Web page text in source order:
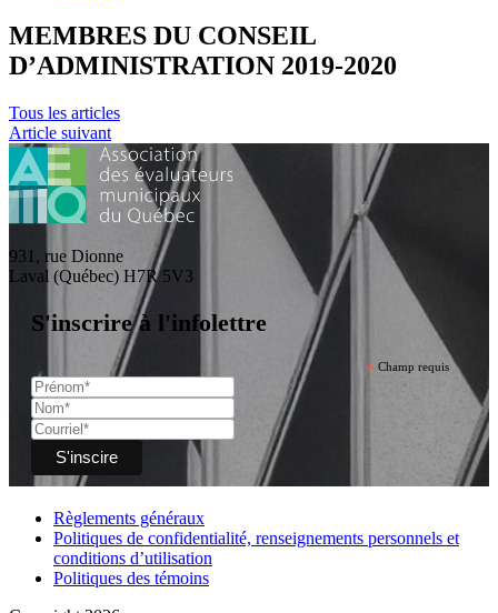
MEMBRES DU CONSEIL
D’ADMINISTRATION 2019-2020
Tous les articles
Article suivant
931, rue Dionne
Laval (Québec) H7R 5V3
S'inscrire à l'infolettre
* Champ requis
Règlements généraux
Politiques de confidentialité, renseignements personnels et
conditions d’utilisation
Politiques des témoins